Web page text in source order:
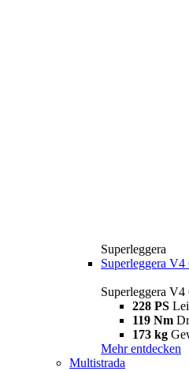
Superleggera
Superleggera V4
Superleggera V4
228 PS
119 Nm
173 kg
Mehr entdecken
Multistrada